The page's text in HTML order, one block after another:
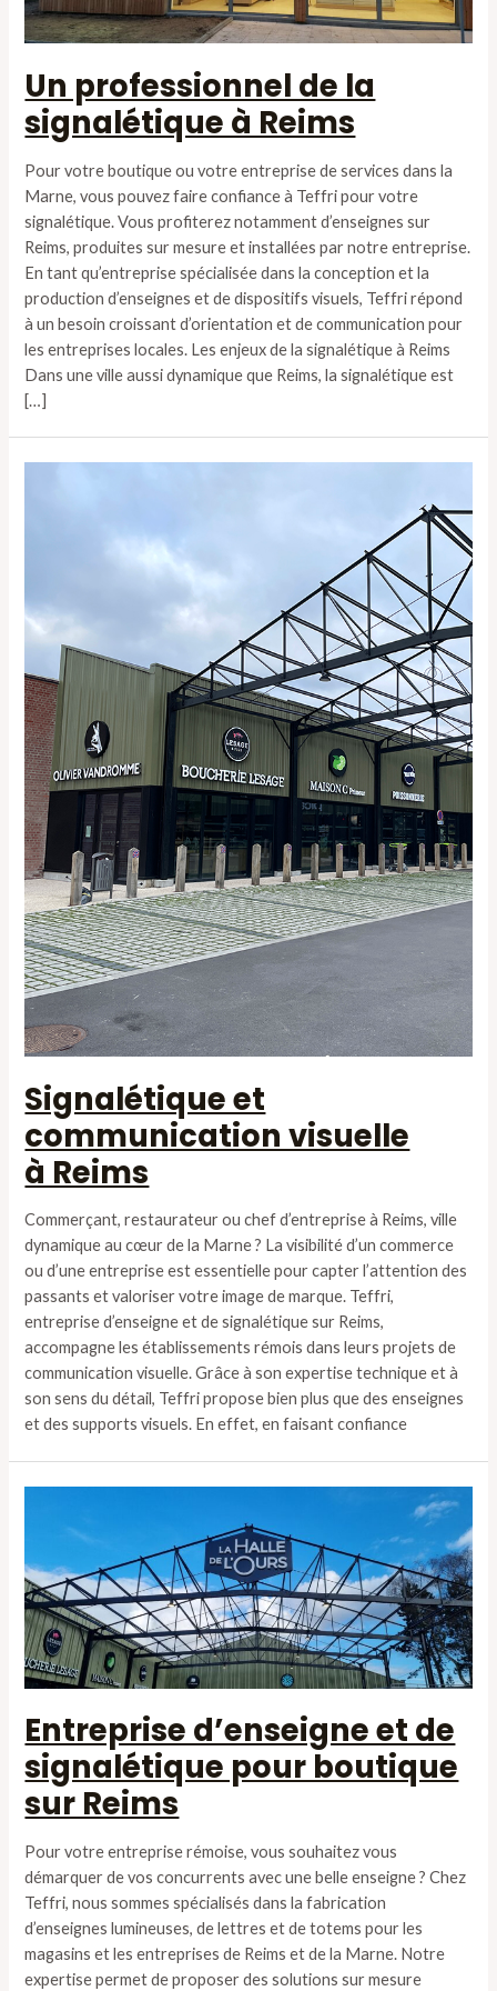
Un professionnel de la
signalétique à Reims
Pour votre boutique ou votre entreprise de services dans la
Marne, vous pouvez faire confiance à Teffri pour votre
signalétique. Vous profiterez notamment d’enseignes sur
Reims, produites sur mesure et installées par notre entreprise.
En tant qu’entreprise spécialisée dans la conception et la
production d’enseignes et de dispositifs visuels, Teffri répond
à un besoin croissant d’orientation et de communication pour
les entreprises locales. Les enjeux de la signalétique à Reims
Dans une ville aussi dynamique que Reims, la signalétique est
[…]
Signalétique et
communication visuelle
à Reims
Commerçant, restaurateur ou chef d’entreprise à Reims, ville
dynamique au cœur de la Marne ? La visibilité d’un commerce
ou d’une entreprise est essentielle pour capter l’attention des
passants et valoriser votre image de marque. Teffri,
entreprise d’enseigne et de signalétique sur Reims,
accompagne les établissements rémois dans leurs projets de
communication visuelle. Grâce à son expertise technique et à
son sens du détail, Teffri propose bien plus que des enseignes
et des supports visuels. En effet, en faisant confiance
Entreprise d’enseigne et de
signalétique pour boutique
sur Reims
Pour votre entreprise rémoise, vous souhaitez vous
démarquer de vos concurrents avec une belle enseigne ? Chez
Teffri, nous sommes spécialisés dans la fabrication
d’enseignes lumineuses, de lettres et de totems pour les
magasins et les entreprises de Reims et de la Marne. Notre
expertise permet de proposer des solutions sur mesure